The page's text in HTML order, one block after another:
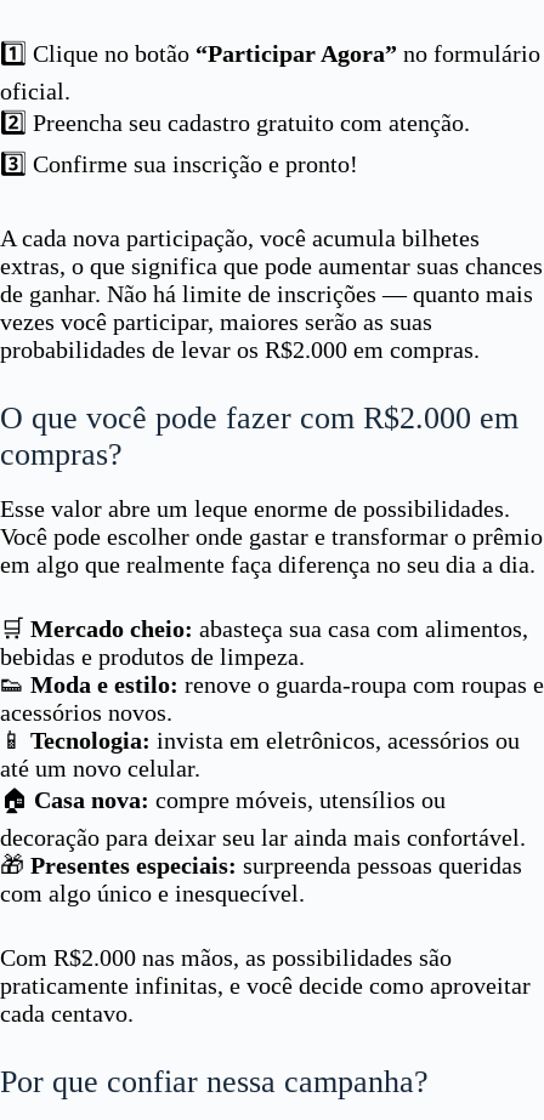
1️⃣ Clique no botão “Participar Agora” no formulário
oficial.
2️⃣ Preencha seu cadastro gratuito com atenção.
3️⃣ Confirme sua inscrição e pronto!
A cada nova participação, você acumula bilhetes
extras, o que significa que pode aumentar suas chances
de ganhar. Não há limite de inscrições — quanto mais
vezes você participar, maiores serão as suas
probabilidades de levar os R$2.000 em compras.
O que você pode fazer com R$2.000 em
compras?
Esse valor abre um leque enorme de possibilidades.
Você pode escolher onde gastar e transformar o prêmio
em algo que realmente faça diferença no seu dia a dia.
🛒 Mercado cheio: abasteça sua casa com alimentos,
bebidas e produtos de limpeza.
👟 Moda e estilo: renove o guarda-roupa com roupas e
acessórios novos.
📱 Tecnologia: invista em eletrônicos, acessórios ou
até um novo celular.
🏠 Casa nova: compre móveis, utensílios ou
decoração para deixar seu lar ainda mais confortável.
🎁 Presentes especiais: surpreenda pessoas queridas
com algo único e inesquecível.
Com R$2.000 nas mãos, as possibilidades são
praticamente infinitas, e você decide como aproveitar
cada centavo.
Por que confiar nessa campanha?